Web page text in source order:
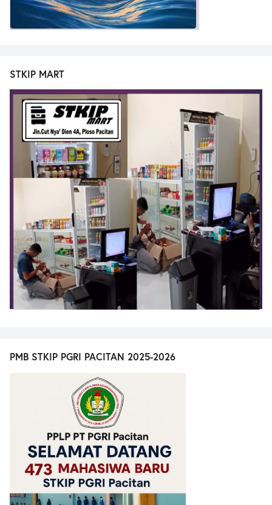
STKIP MART
PMB STKIP PGRI PACITAN 2025-2026